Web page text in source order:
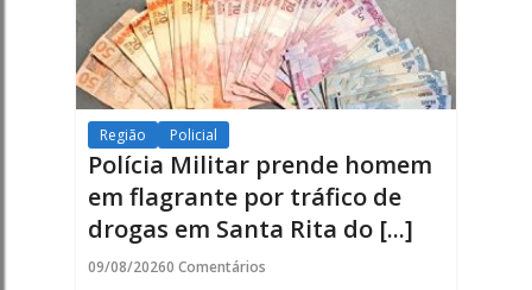
Região Policial
Polícia Militar prende homem
em flagrante por tráfico de
drogas em Santa Rita do [...]
09/08/20260 Comentários